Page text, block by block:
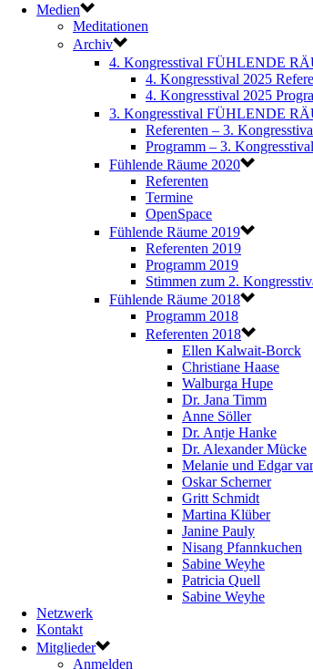
Medien
Meditationen
Archiv
4. Kongresstival FÜHLENDE
4. Kongresstival 2025
4. Kongresstival 2025
3. Kongresstival FÜHLENDE
Referenten – 3.
Programm – 3.
Fühlende Räume 2020
Referenten
Termine
OpenSpace
Fühlende Räume 2019
Referenten 2019
Programm 2019
Stimmen zum 2.
Fühlende Räume 2018
Programm 2018
Referenten 2018
Ellen Kalwait-Borck
Christiane Haase
Walburga Hupe
Dr. Jana Timm
Anne Söller
Dr. Antje Hanke
Dr. Alexander Mücke
Melanie und Edgar
Oskar Scherner
Gritt Schmidt
Martina Klüber
Janine Pauly
Nisang Pfannkuchen
Sabine Weyhe
Patricia Quell
Sabine Weyhe
Netzwerk
Kontakt
Mitglieder
Anmelden